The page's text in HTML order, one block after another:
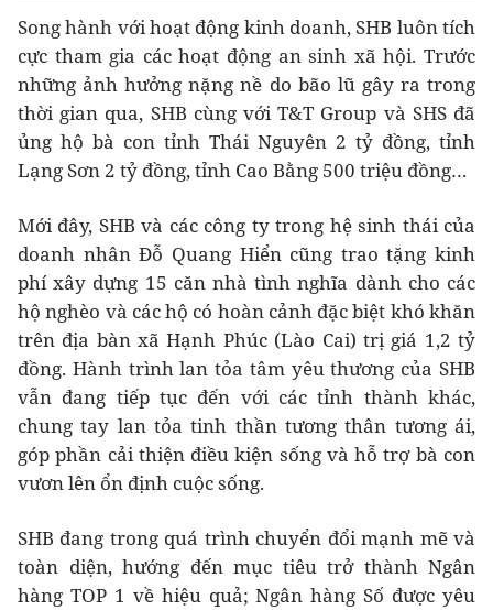
Song hành với hoạt động kinh doanh, SHB luôn tích
cực tham gia các hoạt động an sinh xã hội. Trước
những ảnh hưởng nặng nề do bão lũ gây ra trong
thời gian qua, SHB cùng với T&T Group và SHS đã
ủng hộ bà con tỉnh Thái Nguyên 2 tỷ đồng, tỉnh
Lạng Sơn 2 tỷ đồng, tỉnh Cao Bằng 500 triệu đồng…
Mới đây, SHB và các công ty trong hệ sinh thái của
doanh nhân Đỗ Quang Hiển cũng trao tặng kinh
phí xây dựng 15 căn nhà tình nghĩa dành cho các
hộ nghèo và các hộ có hoàn cảnh đặc biệt khó khăn
trên địa bàn xã Hạnh Phúc (Lào Cai) trị giá 1,2 tỷ
đồng. Hành trình lan tỏa tâm yêu thương của SHB
vẫn đang tiếp tục đến với các tỉnh thành khác,
chung tay lan tỏa tinh thần tương thân tương ái,
góp phần cải thiện điều kiện sống và hỗ trợ bà con
vươn lên ổn định cuộc sống.
SHB đang trong quá trình chuyển đổi mạnh mẽ và
toàn diện, hướng đến mục tiêu trở thành Ngân
hàng TOP 1 về hiệu quả; Ngân hàng Số được yêu